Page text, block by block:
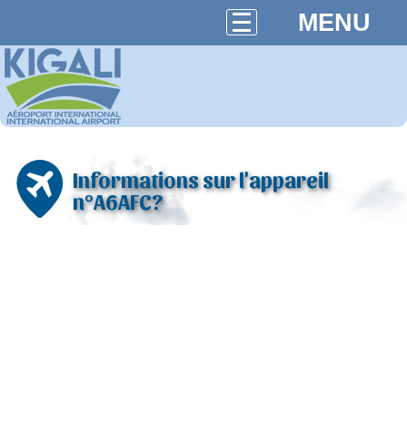
MENU
Informations sur l'appareil
n°A6AFC?